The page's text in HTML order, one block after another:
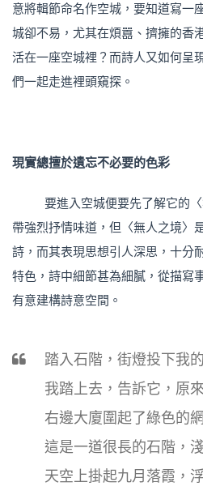
意將輯節命名作空城，要知道寫一
城卻不易，尤其在煩囂、擠擁的香
活在一座空城裡？而詩人又如何呈
們一起走進裡頭窺探。
現實總擅於遺忘不必要的色彩
要進入空城便要先了解它的
帶強烈抒情味道，但〈無人之境〉
詩，而其表現思想引人深思，十分
特色，詩中細節甚為細膩，從描寫
有意建構詩意空間。
踏入石階，街燈投下我
我踏上去，告訴它，原
右邊大廈圍起了綠色的
這是一道很長的石階，
天空上掛起九月落霞，